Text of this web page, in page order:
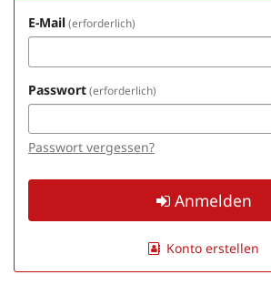
E-Mail erforderlich
Passwort erforderlich
Passwort vergessen?
Anmelden
Konto erstellen